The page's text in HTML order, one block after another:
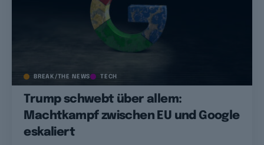
BREAK/THE NEWS TECH
Trump schwebt über allem:
Machtkampf zwischen EU und Google
eskaliert